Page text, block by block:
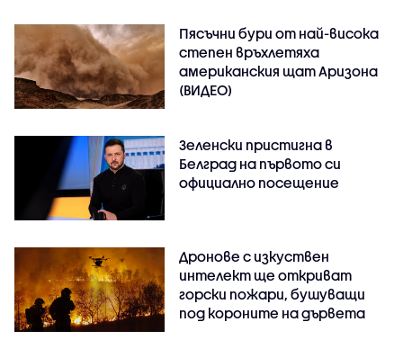
Пясъчни бури от най-висока
степен връхлетяха
американския щат Аризона
(ВИДЕО)
Зеленски пристигна в
Белград на първото си
официално посещение
Дронове с изкуствен
интелект ще откриват
горски пожари, бушуващи
под короните на дървета